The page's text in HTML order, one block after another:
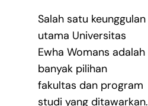
Salah satu keunggulan
utama Universitas
Ewha Womans adalah
banyak pilihan
fakultas dan program
studi yang ditawarkan.